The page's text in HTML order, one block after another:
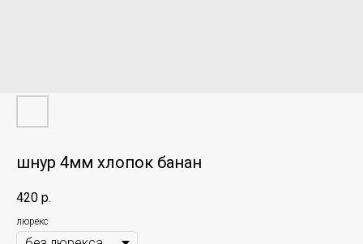
шнур 4мм хлопок банан
420 р.
люрекс